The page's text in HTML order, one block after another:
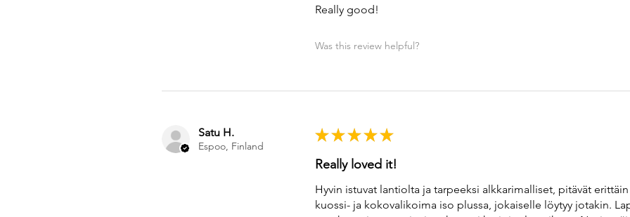
Really good!
Was this review helpful?
Satu H.
Espoo, Finland
★ ★ ★ ★ ★
Really loved it!
Hyvin istuvat lantiolta ja tarpeeksi alkkarimalliset, pitävät
kuossi- ja kokovalikoima iso plussa, jokaiselle löytyy jotakin.